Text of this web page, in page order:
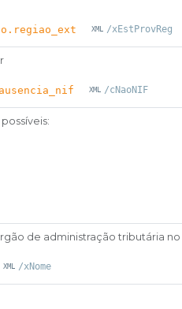
/xEstProvReg
/cNaoNIF
de administração tributária
/xNome